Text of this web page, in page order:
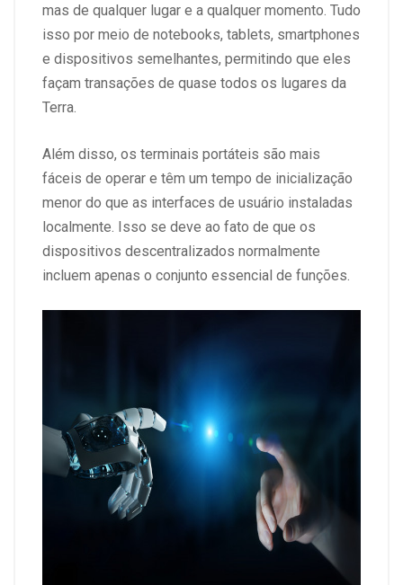
mas de qualquer lugar e a qualquer momento. Tudo
isso por meio de notebooks, tablets, smartphones
e dispositivos semelhantes, permitindo que eles
façam transações de quase todos os lugares da
Terra.
Além disso, os terminais portáteis são mais
fáceis de operar e têm um tempo de inicialização
menor do que as interfaces de usuário instaladas
localmente. Isso se deve ao fato de que os
dispositivos descentralizados normalmente
incluem apenas o conjunto essencial de funções.